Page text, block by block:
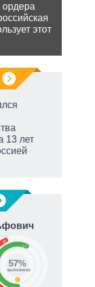
ордера
этот
13 лет
43
57
0
57%
выполнено